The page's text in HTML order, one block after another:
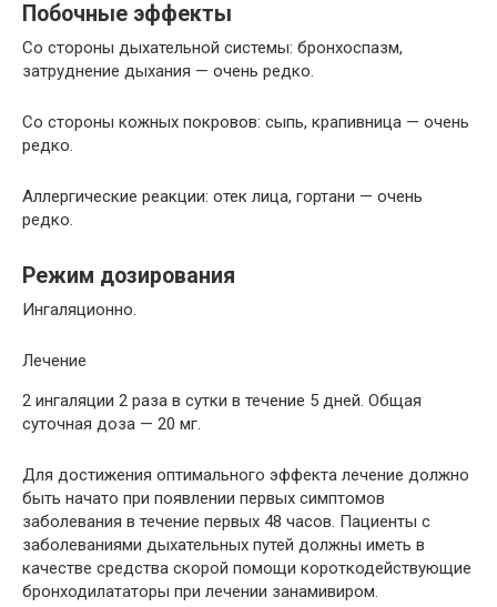
Побочные эффекты
Со стороны дыхательной системы: бронхоспазм,
затруднение дыхания — очень редко.
Со стороны кожных покровов: сыпь, крапивница — очень
редко.
Аллергические реакции: отек лица, гортани — очень
редко.
Режим дозирования
Ингаляционно.
Лечение
2 ингаляции 2 раза в сутки в течение 5 дней. Общая
суточная доза — 20 мг.
Для достижения оптимального эффекта лечение должно
быть начато при появлении первых симптомов
заболевания в течение первых 48 часов. Пациенты с
заболеваниями дыхательных путей должны иметь в
качестве средства скорой помощи короткодействующие
бронходилататоры при лечении занамивиром.